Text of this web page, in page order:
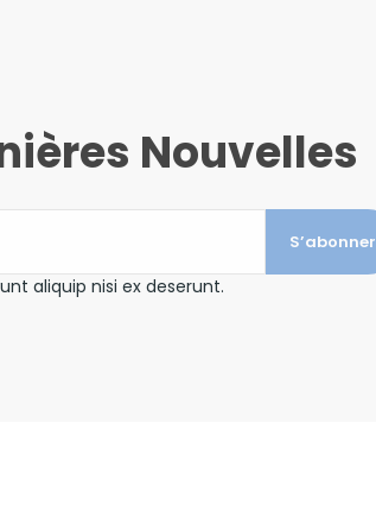
Nouvelles
S’abonner
aliquip nisi ex deserunt.